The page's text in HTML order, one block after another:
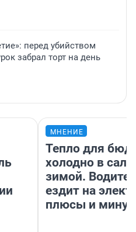
перед убийством
забрал торт на день
МНЕНИЕ
Тепло для
холодно в
зимой.
ездит на
плюсы и